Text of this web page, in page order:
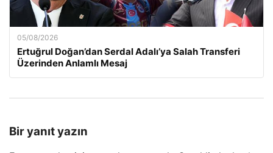
05/08/2026
Ertuğrul Doğan’dan Serdal Adalı’ya Salah Transferi
Üzerinden Anlamlı Mesaj
Bir yanıt yazın